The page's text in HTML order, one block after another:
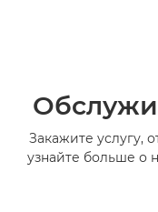
Закажите услугу,
узнайте больше о